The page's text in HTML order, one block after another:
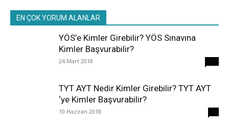
EN ÇOK YORUM ALANLAR
YÖS’e Kimler Girebilir? YÖS Sınavına
Kimler Başvurabilir?
24 Mart 2018
TYT AYT Nedir Kimler Girebilir? TYT AYT
‘ye Kimler Başvurabilir?
10 Haziran 2018